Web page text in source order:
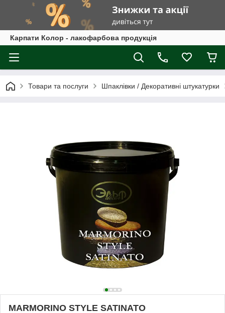
Карпати Колор - лакофарбова продукція
Товари та послуги Шпаклівки / Декоративні штукатурки
MARMORINO STYLE SATINATO